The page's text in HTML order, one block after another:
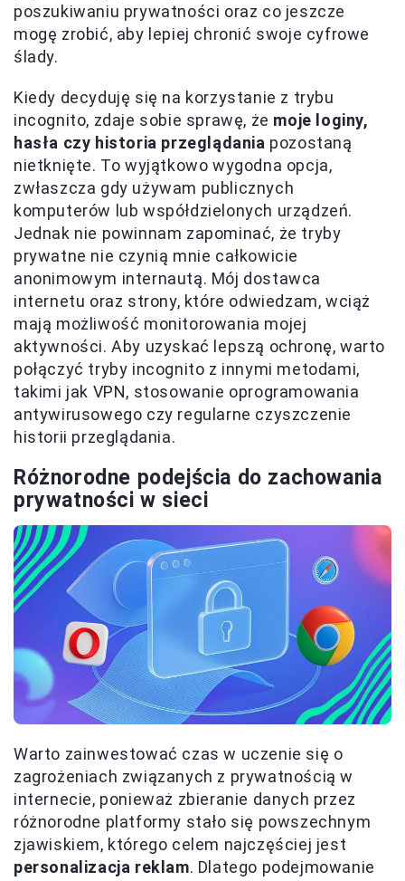
poszukiwaniu prywatności oraz co jeszcze
mogę zrobić, aby lepiej chronić swoje cyfrowe
ślady.
Kiedy decyduję się na korzystanie z trybu
incognito, zdaje sobie sprawę, że moje loginy,
hasła czy historia przeglądania pozostaną
nietknięte. To wyjątkowo wygodna opcja,
zwłaszcza gdy używam publicznych
komputerów lub współdzielonych urządzeń.
Jednak nie powinnam zapominać, że tryby
prywatne nie czynią mnie całkowicie
anonimowym internautą. Mój dostawca
internetu oraz strony, które odwiedzam, wciąż
mają możliwość monitorowania mojej
aktywności. Aby uzyskać lepszą ochronę, warto
połączyć tryby incognito z innymi metodami,
takimi jak VPN, stosowanie oprogramowania
antywirusowego czy regularne czyszczenie
historii przeglądania.
Różnorodne podejścia do zachowania
prywatności w sieci
Warto zainwestować czas w uczenie się o
zagrożeniach związanych z prywatnością w
internecie, ponieważ zbieranie danych przez
różnorodne platformy stało się powszechnym
zjawiskiem, którego celem najczęściej jest
personalizacja reklam. Dlatego podejmowanie